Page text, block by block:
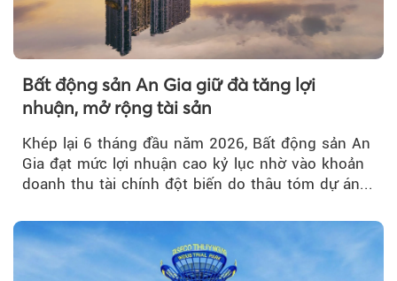
Bất động sản An Gia giữ đà tăng lợi
nhuận, mở rộng tài sản
Khép lại 6 tháng đầu năm 2026, Bất động sản An
Gia đạt mức lợi nhuận cao kỷ lục nhờ vào khoản
doanh thu tài chính đột biến do thâu tóm dự án...